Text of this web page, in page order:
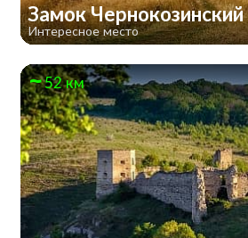
Замок Чернокозинский
Интересное место
52 км